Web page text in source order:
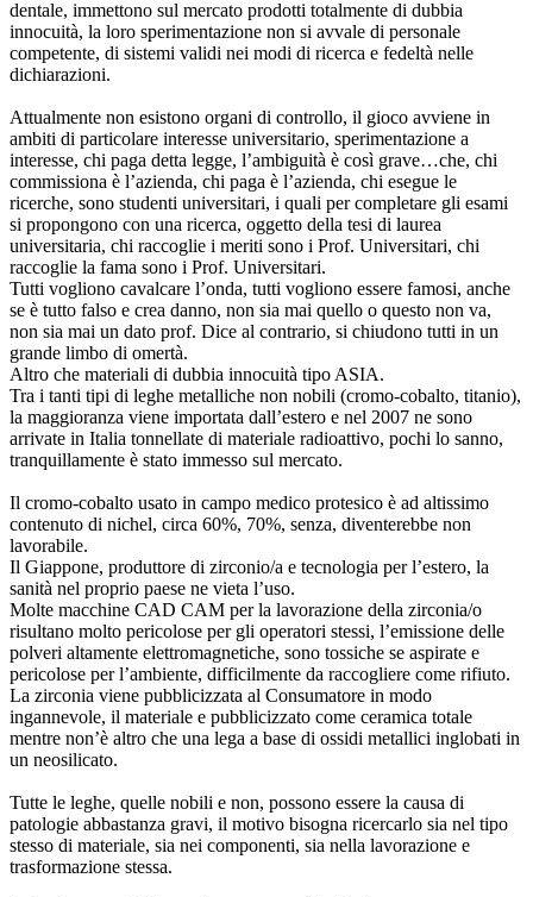
dentale, immettono sul mercato prodotti totalmente di dubbia
innocuità, la loro sperimentazione non si avvale di personale
competente, di sistemi validi nei modi di ricerca e fedeltà nelle
dichiarazioni.
Attualmente non esistono organi di controllo, il gioco avviene in
ambiti di particolare interesse universitario, sperimentazione a
interesse, chi paga detta legge, l’ambiguità è così grave…che, chi
commissiona è l’azienda, chi paga è l’azienda, chi esegue le
ricerche, sono studenti universitari, i quali per completare gli esami
si propongono con una ricerca, oggetto della tesi di laurea
universitaria, chi raccoglie i meriti sono i Prof. Universitari, chi
raccoglie la fama sono i Prof. Universitari.
Tutti vogliono cavalcare l’onda, tutti vogliono essere famosi, anche
se è tutto falso e crea danno, non sia mai quello o questo non va,
non sia mai un dato prof. Dice al contrario, si chiudono tutti in un
grande limbo di omertà.
Altro che materiali di dubbia innocuità tipo ASIA.
Tra i tanti tipi di leghe metalliche non nobili (cromo-cobalto, titanio),
la maggioranza viene importata dall’estero e nel 2007 ne sono
arrivate in Italia tonnellate di materiale radioattivo, pochi lo sanno,
tranquillamente è stato immesso sul mercato.
Il cromo-cobalto usato in campo medico protesico è ad altissimo
contenuto di nichel, circa 60%, 70%, senza, diventerebbe non
lavorabile.
Il Giappone, produttore di zirconio/a e tecnologia per l’estero, la
sanità nel proprio paese ne vieta l’uso.
Molte macchine CAD CAM per la lavorazione della zirconia/o
risultano molto pericolose per gli operatori stessi, l’emissione delle
polveri altamente elettromagnetiche, sono tossiche se aspirate e
pericolose per l’ambiente, difficilmente da raccogliere come rifiuto.
La zirconia viene pubblicizzata al Consumatore in modo
ingannevole, il materiale e pubblicizzato come ceramica totale
mentre non’è altro che una lega a base di ossidi metallici inglobati in
un neosilicato.
Tutte le leghe, quelle nobili e non, possono essere la causa di
patologie abbastanza gravi, il motivo bisogna ricercarlo sia nel tipo
stesso di materiale, sia nei componenti, sia nella lavorazione e
trasformazione stessa.